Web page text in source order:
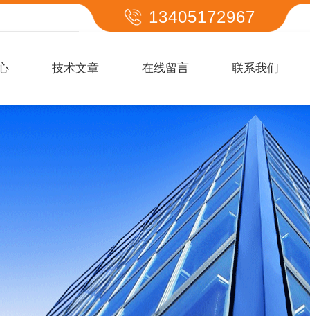
13405172967
技术文章 在线留言 联系我们